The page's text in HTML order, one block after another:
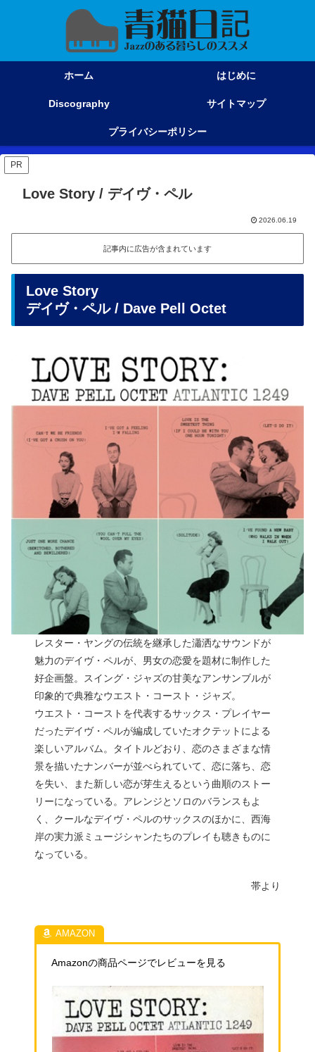
ホーム はじめに
Discography サイトマップ
プライバシーポリシー
PR
Love Story / デイヴ・ペル
2026.06.19
記事内に広告が含まれています
Love Story
デイヴ・ペル / Dave Pell Octet
レスター・ヤングの伝統を継承した瀟洒なサウンドが
魅力のデイヴ・ペルが、男女の恋愛を題材に制作した
好企画盤。スイング・ジャズの甘美なアンサンブルが
印象的で典雅なウエスト・コースト・ジャズ。
ウエスト・コーストを代表するサックス・プレイヤー
だったデイヴ・ペルが編成していたオクテットによる
楽しいアルバム。タイトルどおり、恋のさまざまな情
景を描いたナンバーが並べられていて、恋に落ち、恋
を失い、また新しい恋が芽生えるという曲順のストー
リーになっている。アレンジとソロのバランスもよ
く、クールなデイヴ・ペルのサックスのほかに、西海
岸の実力派ミュージシャンたちのプレイも聴きものに
なっている。
帯より
Amazonの商品ページでレビューを見る